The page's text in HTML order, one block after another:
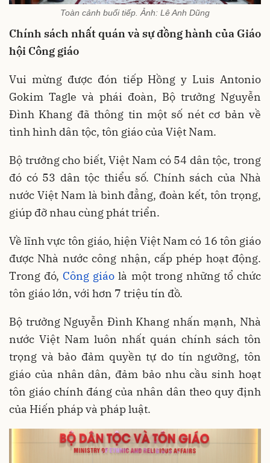
Toàn cảnh buổi tiếp. Ảnh: Lê Anh Dũng
Chính sách nhất quán và sự đồng hành của Giáo
hội Công giáo
Vui mừng được đón tiếp Hồng y Luis Antonio
Gokim Tagle và phái đoàn, Bộ trưởng Nguyễn
Đình Khang đã thông tin một số nét cơ bản về
tình hình dân tộc, tôn giáo của Việt Nam.
Bộ trưởng cho biết, Việt Nam có 54 dân tộc, trong
đó có 53 dân tộc thiểu số. Chính sách của Nhà
nước Việt Nam là bình đẳng, đoàn kết, tôn trọng,
giúp đỡ nhau cùng phát triển.
Về lĩnh vực tôn giáo, hiện Việt Nam có 16 tôn giáo
được Nhà nước công nhận, cấp phép hoạt động.
Trong đó, Công giáolà một trong những tổ chức
tôn giáo lớn, với hơn 7 triệu tín đồ.
Bộ trưởng Nguyễn Đình Khang nhấn mạnh, Nhà
nước Việt Nam luôn nhất quán chính sách tôn
trọng và bảo đảm quyền tự do tín ngưỡng, tôn
giáo của nhân dân, đảm bảo nhu cầu sinh hoạt
tôn giáo chính đáng của nhân dân theo quy định
của Hiến pháp và pháp luật.